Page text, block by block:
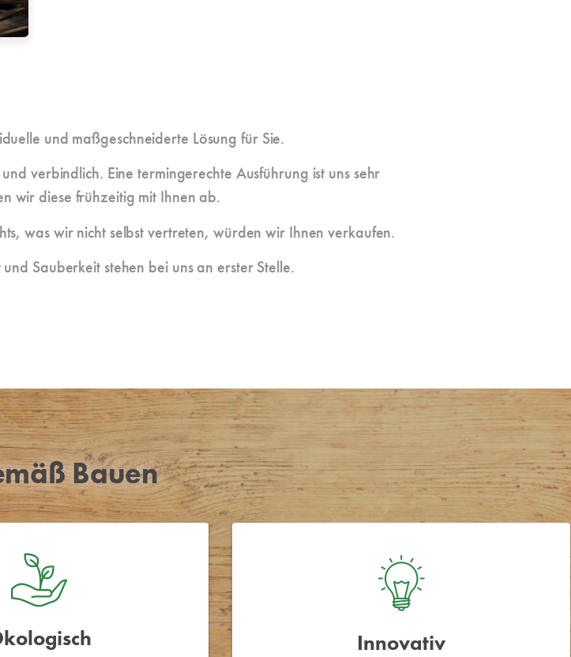
und maßgeschneiderte Lösung für Sie.
verbindlich. Eine termingerechte Ausführung ist uns sehr
wir diese frühzeitig mit Ihnen ab.
was wir nicht selbst vertreten, würden wir Ihnen verkaufen.
Sauberkeit stehen bei uns an erster Stelle.
Bauen
Innovativ